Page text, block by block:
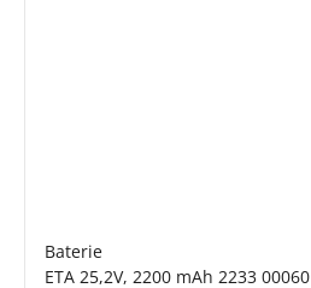
Baterie
ETA 25,2V, 2200 mAh 2233 00060